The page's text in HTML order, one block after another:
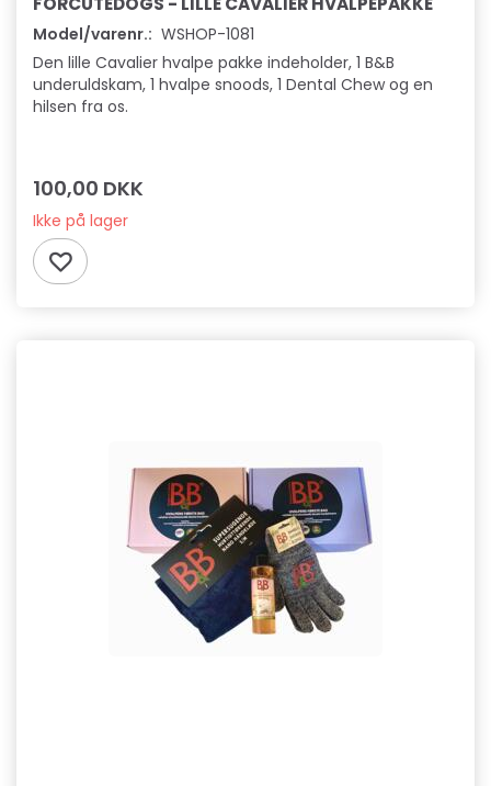
Model/varenr.: WSHOP-1081
Den lille Cavalier hvalpe pakke indeholder, 1 B&B
underuldskam, 1 hvalpe snoods, 1 Dental Chew og en
hilsen fra os.
100,00 DKK
Ikke på lager